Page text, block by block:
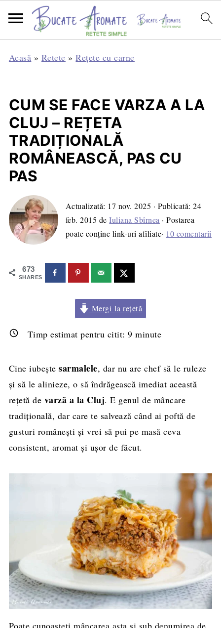
Acasă » Retete »Rețete cu carne
CUM SE FACE VARZA A LA
CLUJ – REȚETA
TRADIȚIONALĂ
ROMÂNEASCĂ, PAS CU
PAS
Actualizată: 17 nov. 2025 · Publicată:24
feb. 2015 deIuliana Sbîrnea · Postarea
poate conține link-uri afiliate· 10 comentarii
673
SHARES
Mergi la rețetă
Timp estimat pentru citit:9 minute
Cine iubeștesarmalele, dar nu are chef să le ruleze
și să le alinieze, o să îndrăgească imediat această
rețetă de varză a la Cluj. E genul de mâncare
tradițională, dar care te salvează când ai poftă de
gusturi românești și vrei să pui pe masă ceva
consistent, aromat și ușor de făcut.